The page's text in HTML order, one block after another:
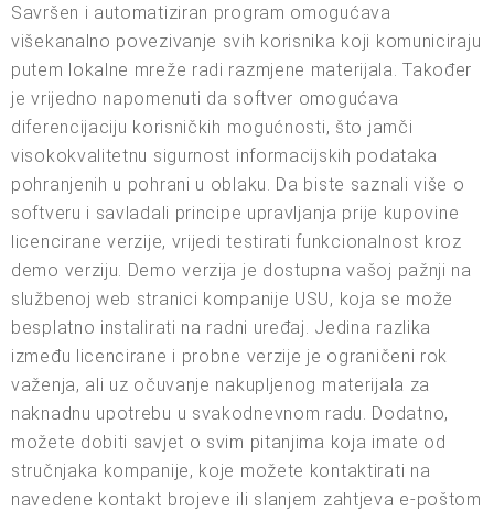
Savršen i automatiziran program omogućava
višekanalno povezivanje svih korisnika koji komuniciraju
putem lokalne mreže radi razmjene materijala. Također
je vrijedno napomenuti da softver omogućava
diferencijaciju korisničkih mogućnosti, što jamči
visokokvalitetnu sigurnost informacijskih podataka
pohranjenih u pohrani u oblaku. Da biste saznali više o
softveru i savladali principe upravljanja prije kupovine
licencirane verzije, vrijedi testirati funkcionalnost kroz
demo verziju. Demo verzija je dostupna vašoj pažnji na
službenoj web stranici kompanije USU, koja se može
besplatno instalirati na radni uređaj. Jedina razlika
između licencirane i probne verzije je ograničeni rok
važenja, ali uz očuvanje nakupljenog materijala za
naknadnu upotrebu u svakodnevnom radu. Dodatno,
možete dobiti savjet o svim pitanjima koja imate od
stručnjaka kompanije, koje možete kontaktirati na
navedene kontakt brojeve ili slanjem zahtjeva e-poštom